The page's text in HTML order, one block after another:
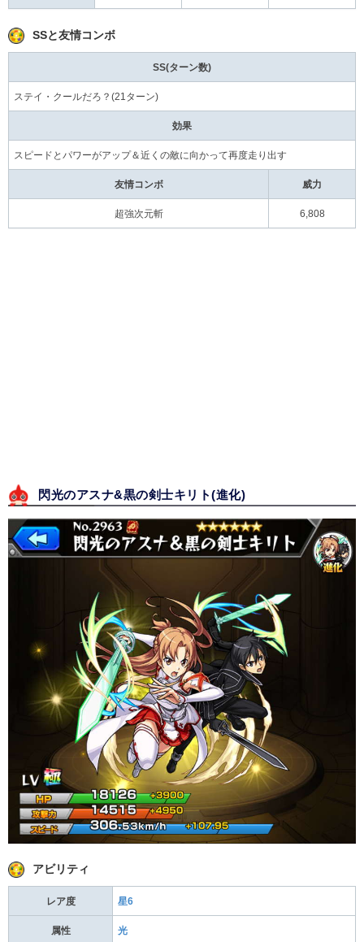
SSと友情コンボ
SS(ターン数)
ステイ・クールだろ？(21ターン)
効果
スピードとパワーがアップ＆近くの敵に向かって再度走り出す
友情コンボ 威力
超強次元斬 6,808
閃光のアスナ&黒の剣士キリト(進化)
アビリティ
レア度 星6
属性 光